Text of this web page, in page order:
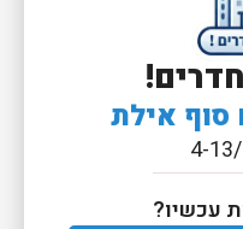
סוף אילת
4-
עכשיו?